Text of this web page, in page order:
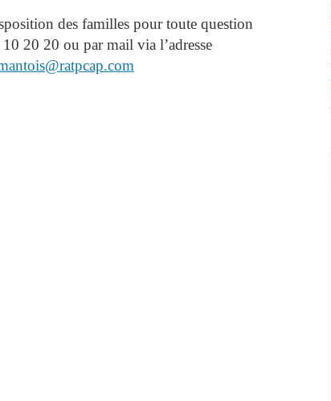
des familles pour toute question
20 20 ou par mail via l’adresse